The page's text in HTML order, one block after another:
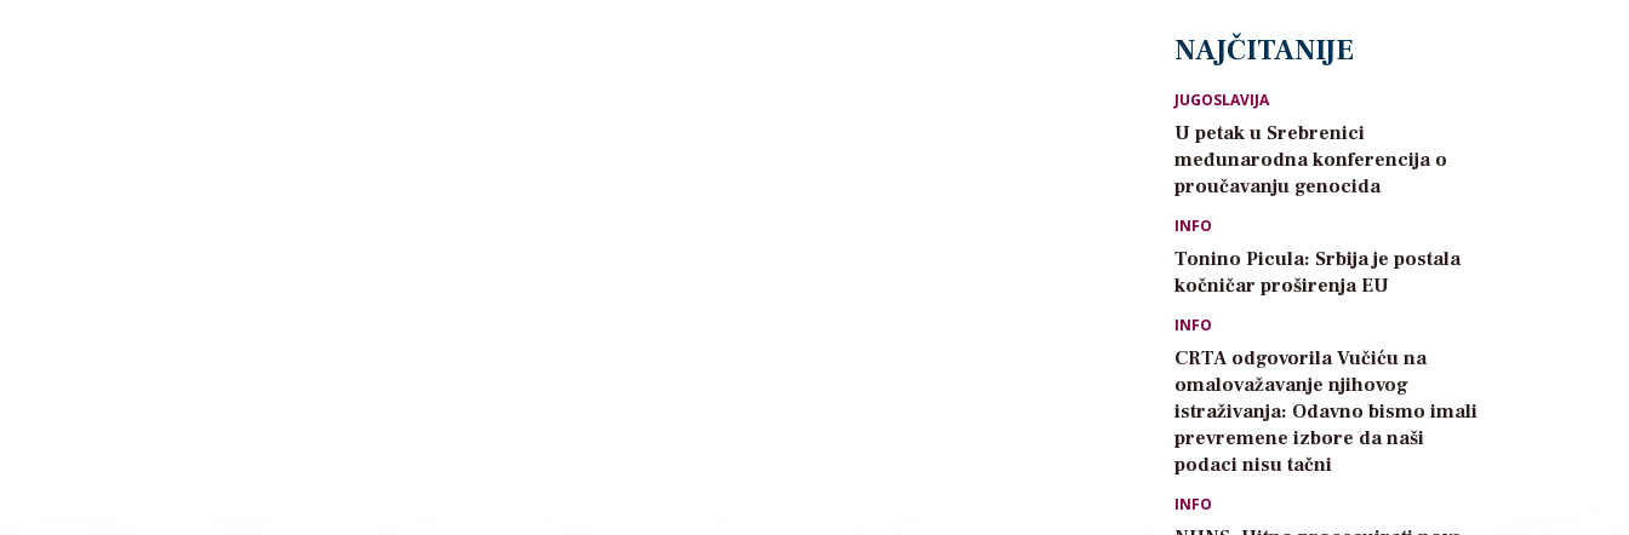
NAJČITANIJE
JUGOSLAVIJA
U petak u Srebrenici
međunarodna konferencija o
proučavanju genocida
INFO
Tonino Picula: Srbija je postala
kočničar proširenja EU
INFO
CRTA odgovorila Vučiću na
omalovažavanje njihovog
istraživanja: Odavno bismo imali
prevremene izbore da naši
podaci nisu tačni
INFO